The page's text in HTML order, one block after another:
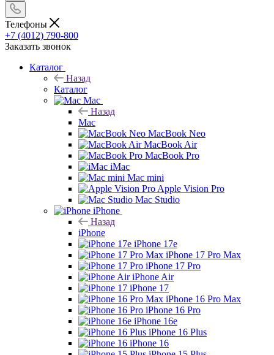
Телефоны
+7 (4012) 790-800
Заказать звонок
Каталог
Назад
Каталог
Mac
Назад
Mac
MacBook Neo
MacBook Air
MacBook Pro
iMac
Mac mini
Apple Vision Pro
Mac Studio
iPhone
Назад
iPhone
iPhone 17e
iPhone 17 Pro Max
iPhone 17 Pro
iPhone Air
iPhone 17
iPhone 16 Pro Max
iPhone 16 Pro
iPhone 16e
iPhone 16 Plus
iPhone 16